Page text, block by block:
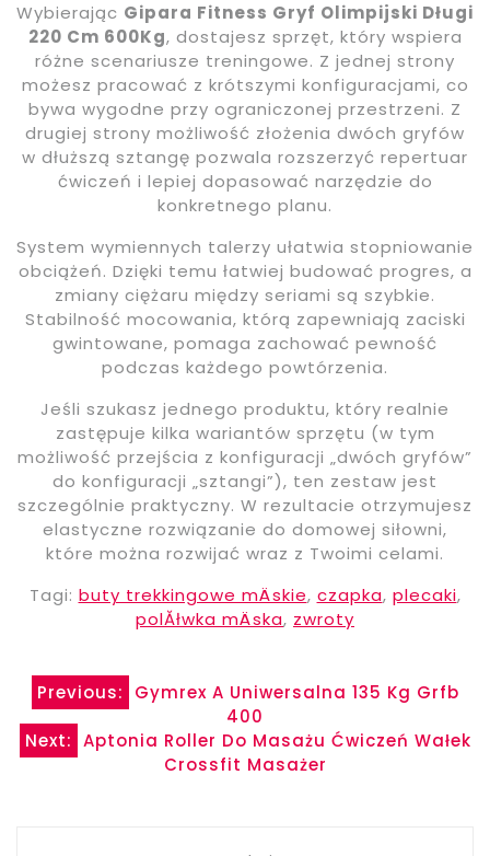
Wybierając Gipara Fitness Gryf Olimpijski Długi
220 Cm 600Kg, dostajesz sprzęt, który wspiera
różne scenariusze treningowe. Z jednej strony
możesz pracować z krótszymi konfiguracjami, co
bywa wygodne przy ograniczonej przestrzeni. Z
drugiej strony możliwość złożenia dwóch gryfów
w dłuższą sztangę pozwala rozszerzyć repertuar
ćwiczeń i lepiej dopasować narzędzie do
konkretnego planu.
System wymiennych talerzy ułatwia stopniowanie
obciążeń. Dzięki temu łatwiej budować progres, a
zmiany ciężaru między seriami są szybkie.
Stabilność mocowania, którą zapewniają zaciski
gwintowane, pomaga zachować pewność
podczas każdego powtórzenia.
Jeśli szukasz jednego produktu, który realnie
zastępuje kilka wariantów sprzętu (w tym
możliwość przejścia z konfiguracji „dwóch gryfów”
do konfiguracji „sztangi”), ten zestaw jest
szczególnie praktyczny. W rezultacie otrzymujesz
elastyczne rozwiązanie do domowej siłowni,
które można rozwijać wraz z Twoimi celami.
Tagi: buty trekkingowe mÄskie, czapka, plecaki,
polĂłwka mÄska, zwroty
Nawigacja
wpisu
Previous:
Gymrex A Uniwersalna 135 Kg Grfb
400
Next: Aptonia Roller Do Masażu Ćwiczeń Wałek
Crossfit Masażer